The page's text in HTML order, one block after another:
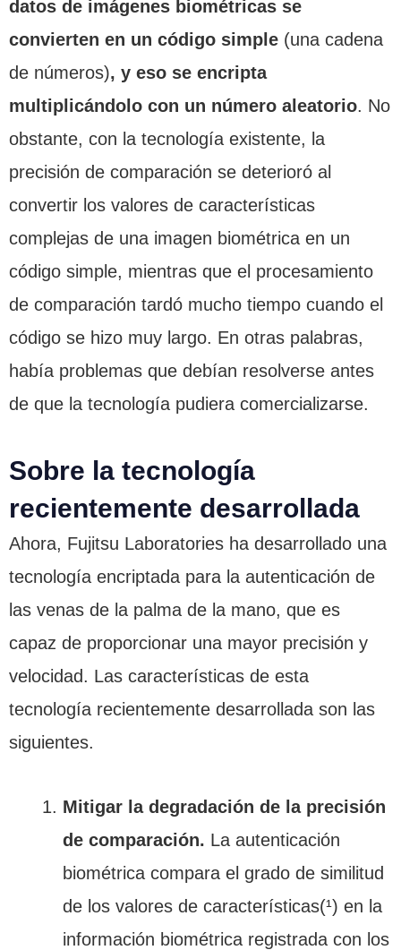
datos de imágenes biométricas se
convierten en un código simple (una cadena
de números), y eso se encripta
multiplicándolo con un número aleatorio. No
obstante, con la tecnología existente, la
precisión de comparación se deterioró al
convertir los valores de características
complejas de una imagen biométrica en un
código simple, mientras que el procesamiento
de comparación tardó mucho tiempo cuando el
código se hizo muy largo. En otras palabras,
había problemas que debían resolverse antes
de que la tecnología pudiera comercializarse.
Sobre la tecnología
recientemente desarrollada
Ahora, Fujitsu Laboratories ha desarrollado una
tecnología encriptada para la autenticación de
las venas de la palma de la mano, que es
capaz de proporcionar una mayor precisión y
velocidad. Las características de esta
tecnología recientemente desarrollada son las
siguientes.
Mitigar la degradación de la precisión
de comparación. La autenticación
biométrica compara el grado de similitud
de los valores de características(¹) en la
información biométrica registrada con los